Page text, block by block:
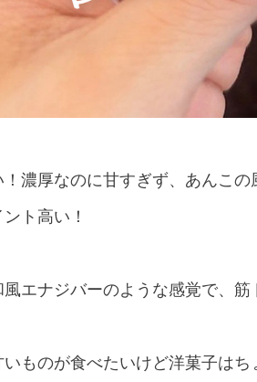
濃厚なのに甘すぎず、あんこ
ト高い！
エナジバーのような感覚で、
ものが食べたいけど洋菓子は